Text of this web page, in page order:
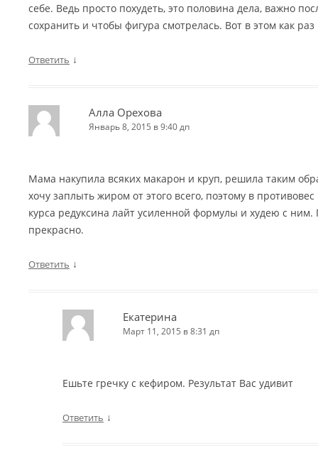
себе. Ведь просто похудеть, это половина дела, важно
сохранить и чтобы фигура смотрелась. Вот в этом как
Ответить ↓
Алла Орехова
Январь 8, 2015 в 9:40 дп
Мама накупила всяких макарон и круп, решила таким
хочу заплыть жиром от этого всего, поэтому в
курса редуксина лайт усиленной формулы и худею с ним.
прекрасно.
Ответить ↓
Екатерина
Март 11, 2015 в 8:31 дп
Ешьте гречку с кефиром. Результат Вас удивит
Ответить ↓